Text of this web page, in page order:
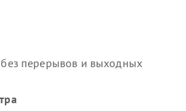
перерывов и выходных